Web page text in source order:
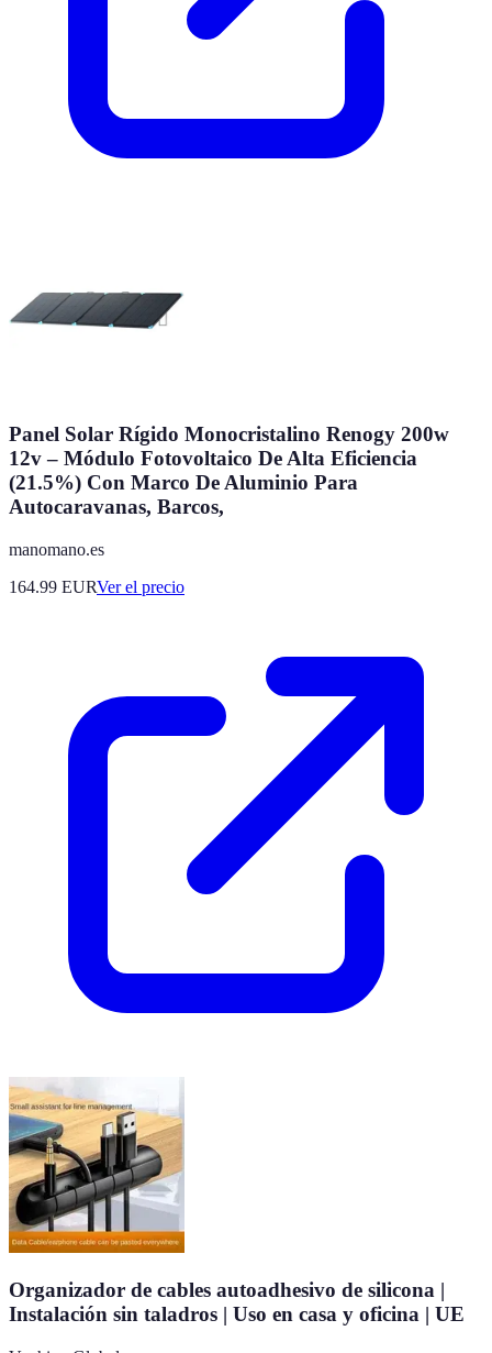
Panel Solar Rígido Monocristalino Renogy 200w
12v – Módulo Fotovoltaico De Alta Eficiencia
(21.5%) Con Marco De Aluminio Para
Autocaravanas, Barcos,
manomano.es
164.99 EURVer el precio
Organizador de cables autoadhesivo de silicona |
Instalación sin taladros | Uso en casa y oficina | UE